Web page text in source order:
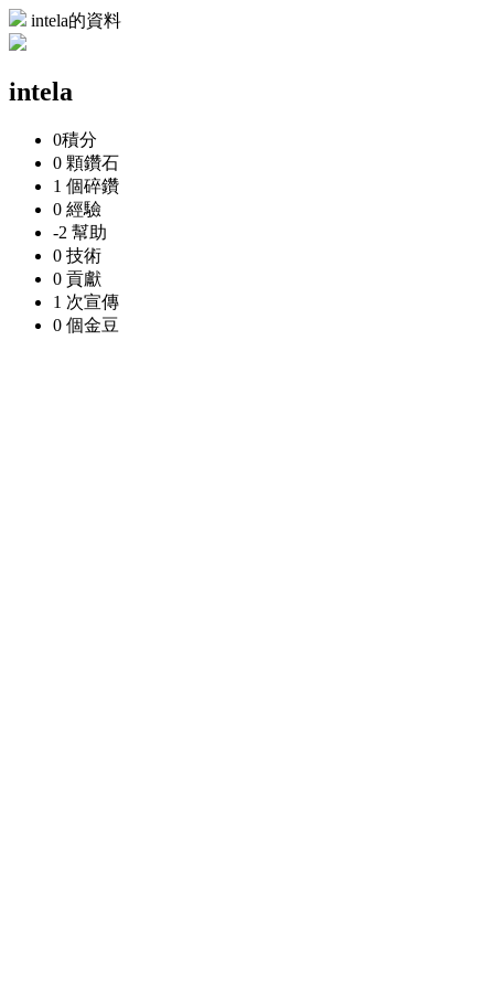
intela的資料
intela
0積分
0 顆鑽石
1 個碎鑽
0 經驗
-2 幫助
0 技術
0 貢獻
1 次宣傳
0 個金豆